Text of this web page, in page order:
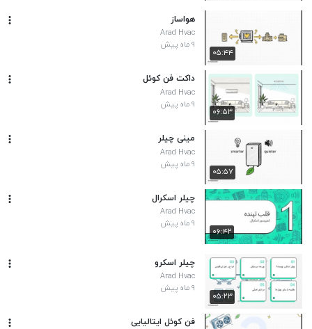
۰۵:۴۴
هواساز
Arad Hvac
۹ ماه پیش
۰۶:۵۳
داکت فن کوئل
Arad Hvac
۹ ماه پیش
۰۵:۵۷
مینی چیلر
Arad Hvac
۹ ماه پیش
۰۶:۴۲
چیلر اسکرال
Arad Hvac
۹ ماه پیش
۰۵:۲۳
چیلر اسکرو
Arad Hvac
۹ ماه پیش
فن کوئل ایتالیایی